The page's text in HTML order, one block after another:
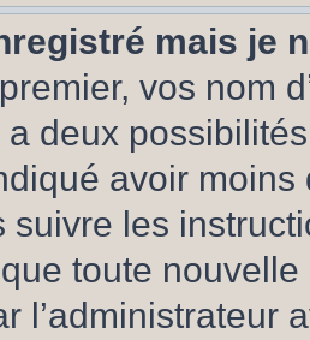
mais je
vos nom
deux
avoir moins
suivre les
toute
l’administrateur